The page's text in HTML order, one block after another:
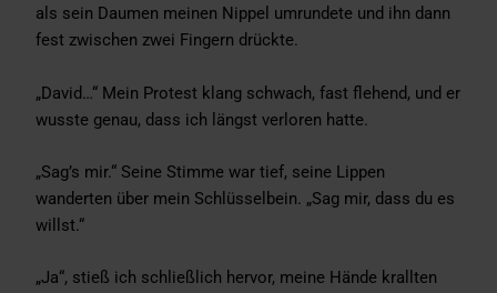
als sein Daumen meinen Nippel umrundete und ihn dann
fest zwischen zwei Fingern drückte.
„David…“ Mein Protest klang schwach, fast flehend, und er
wusste genau, dass ich längst verloren hatte.
„Sag’s mir.“ Seine Stimme war tief, seine Lippen
wanderten über mein Schlüsselbein. „Sag mir, dass du es
willst.“
„Ja“, stieß ich schließlich hervor, meine Hände krallten